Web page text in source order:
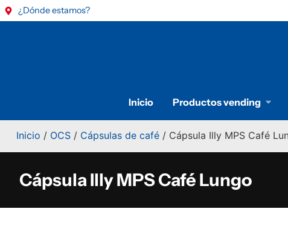
¿Dónde estamos?
Inicio Productos vending
Inicio / OCS/ Cápsulas de café/ Cápsula Illy MPS Café
Cápsula Illy MPS Café Lungo